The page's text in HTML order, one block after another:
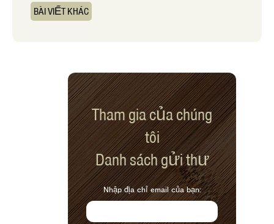
BÀI VIẾT KHÁC
Tham gia của chúng
tôi
Danh sách gửi thư
Nhập địa chỉ email của bạn: